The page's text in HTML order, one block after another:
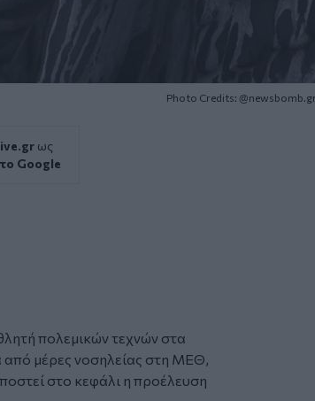
Photo Credits: @newsbomb.gr
ως
Google
πολεμικών τεχνών στα
από μέρες νοσηλείας στη ΜΕΘ,
στο κεφάλι η προέλευση